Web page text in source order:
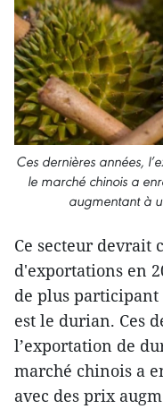
Ces dernières années,
le marché chinois a
augmentant à
Ce secteur devrait
d'exportations en
de plus
est le durian. Ces
l’exportation de
marché chinois a
avec des prix